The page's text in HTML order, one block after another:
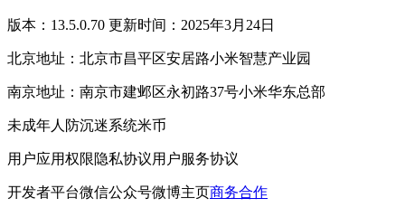
版本：13.5.0.70 更新时间：2025年3月24日
北京地址：北京市昌平区安居路小米智慧产业园
南京地址：南京市建邺区永初路37号小米华东总部
未成年人防沉迷系统米币
用户应用权限隐私协议用户服务协议
开发者平台微信公众号微博主页商务合作